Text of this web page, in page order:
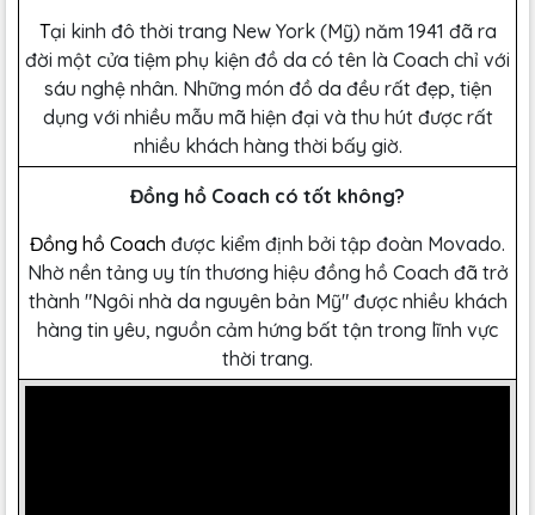
Tại kinh đô thời trang New York (Mỹ) năm 1941 đã ra
đời một cửa tiệm phụ kiện đồ da có tên là Coach chỉ với
sáu nghệ nhân. Những món đồ da đều rất đẹp, tiện
dụng với nhiều mẫu mã hiện đại và thu hút được rất
nhiều khách hàng thời bấy giờ.
Đồng hồ Coach có tốt không?
Đồng hồ Coach được kiểm định bởi tập đoàn Movado.
Nhờ nền tảng uy tín thương hiệu đồng hồ Coach đã trở
thành "Ngôi nhà da nguyên bản Mỹ" được nhiều khách
hàng tin yêu, nguồn cảm hứng bất tận trong lĩnh vực
thời trang.